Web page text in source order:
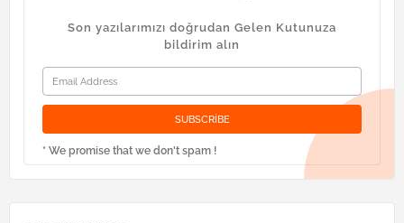
Son yazılarımızı doğrudan Gelen Kutunuza
bildirim alın
* We promise that we don't spam !